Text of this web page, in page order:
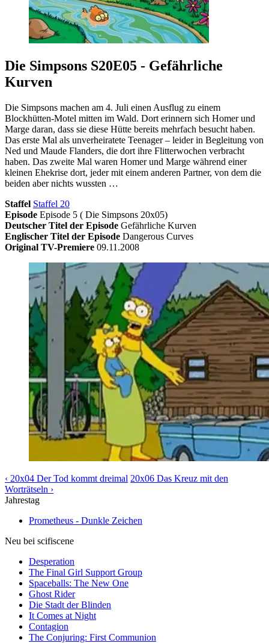
Die Simpsons S20E05 - Gefährliche
Kurven
Die Simpsons machen am 4. Juli einen Ausflug zu einem
Blockhütten-Motel mitten im Wald. Dort erinnern sich Homer und
Marge daran, dass sie diese Hütte bereits mehrfach besucht haben.
Das erste Mal als unverheiratete Teenager – leider in Begleitung von
Ned und Maude Flanders, die dort ihre Flitterwochen verbracht
haben. Das zweite Mal waren Homer und Marge während einer
kleinen Ehekrise dort, jeder mit einem anderen Partner, von dem die
beiden aber nichts wussten …
Staffel Staffel 20
Episode Episode 5 ( Die Simpsons 20x05)
Deutscher Titel der Episode Gefährliche Kurven
Englischer Titel der Episode Dangerous Curves
Original TV-Premiere 09.11.2008
‹ 20x04 Der Tod kommt dreimal 20x06 Das Kreuz mit den
Worträtseln ›
Jahrestag
Prometheus - Dunkle Zeichen
Neu bei scifiscene
Desperation
The Final Girl Support Group
Spaceballs: The New One
Ghost Rider
Die Stadt der Blinden
It Comes at Night
Contagion
The Conjuring: First Communion